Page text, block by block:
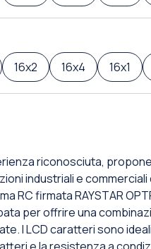
16x2 16x4 16x1
riconosciuta,
industriali e
RC firmata RAYSTAR
per offrire una
I LCD caratteri sono